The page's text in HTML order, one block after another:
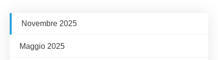
Novembre 2025
Maggio 2025